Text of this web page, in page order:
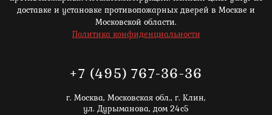
доставке и установке противопожарных дверей в Москве и
Московской области.
Политика конфиденциальности
+7 (495) 767-36-36
г. Москва, Московская обл., г. Клин,
ул. Дурыманова, дом 24с5